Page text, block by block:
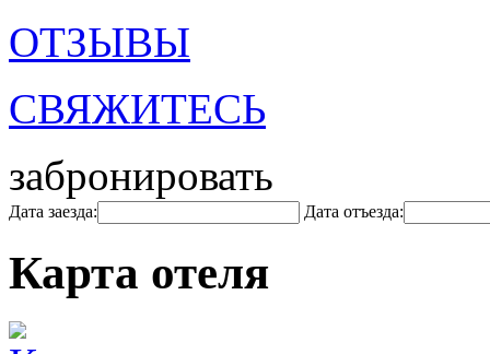
ОТЗЫВЫ
СВЯЖИТЕСЬ
забронировать
Дата заезда: Дата отъезда:
Карта отеля